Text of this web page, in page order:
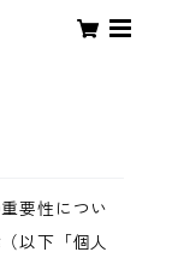
要性につい
以下「個人